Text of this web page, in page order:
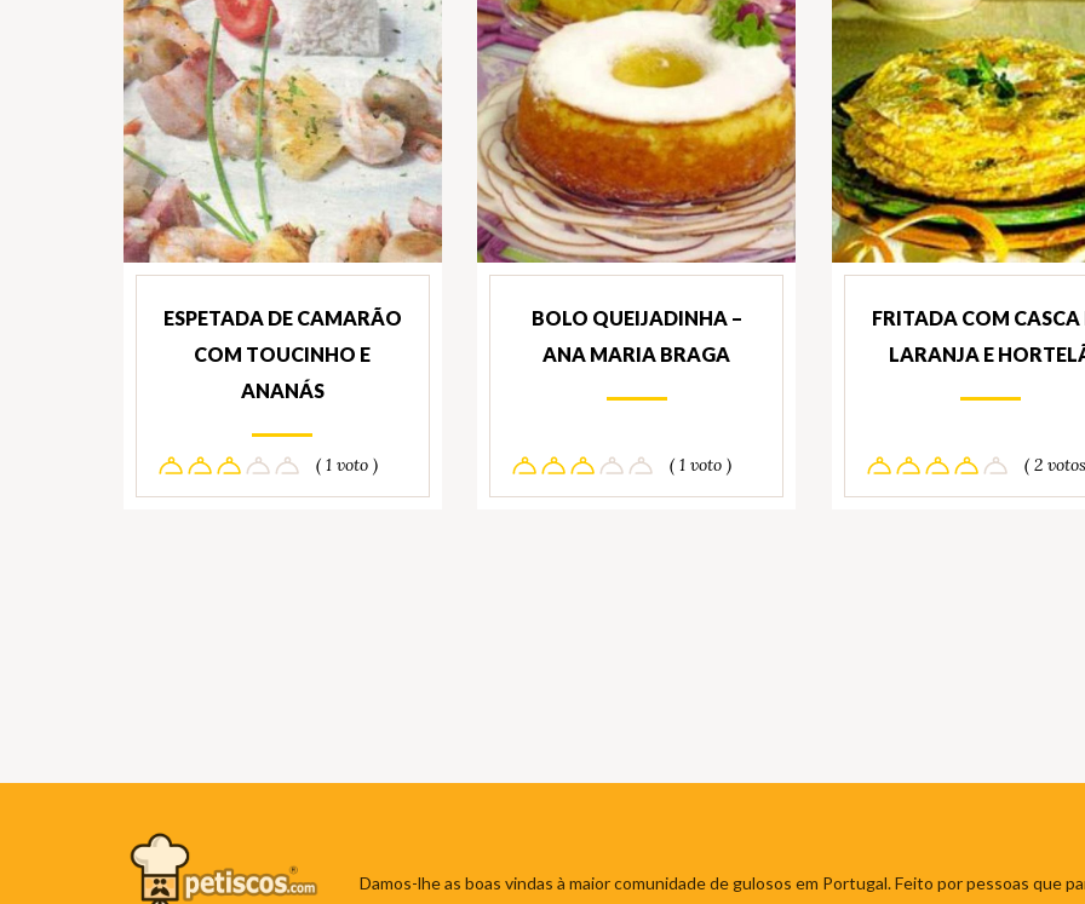
ESPETADA DE CAMARÃO
COM TOUCINHO E
ANANÁS
( 1 voto )
BOLO QUEIJADINHA –
ANA MARIA BRAGA
( 1 voto )
FRITADA COM CASCA
LARANJA E
( 2
Damos-lhe as boas vindas à maior comunidade de gulosos em Portugal. Feito por pessoas que